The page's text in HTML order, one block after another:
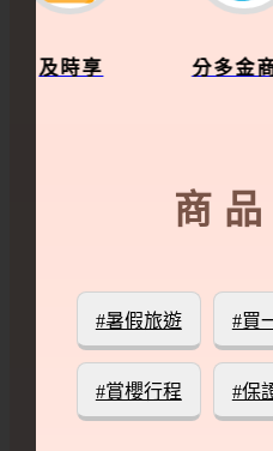
分多金商圈
商
#暑假旅遊
#賞櫻行程
#買
#保